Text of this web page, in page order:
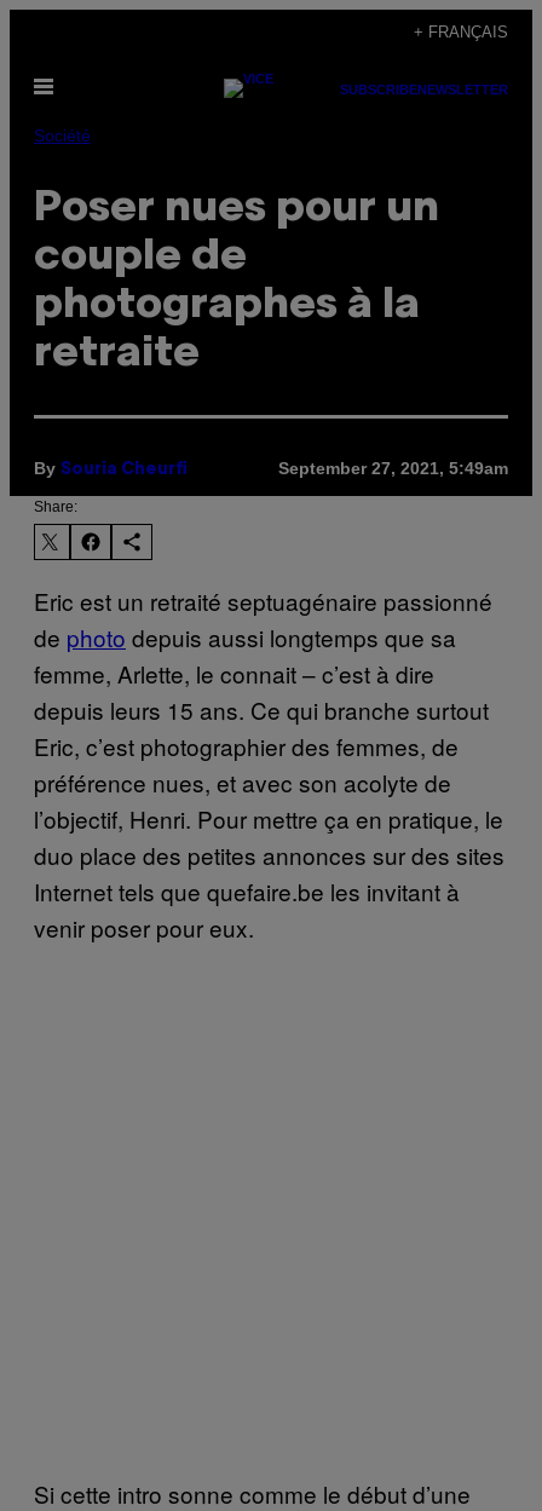
content
+ FRANÇAIS
Open
SUBSCRIBENEWSLETTER
Société
Poser nues pour un
couple de
photographes à la
retraite
By Souria Cheurfi September 27, 2021, 5:49am
Share:
Eric est un retraité septuagénaire passionné
de photo depuis aussi longtemps que sa
femme, Arlette, le connait – c’est à dire
depuis leurs 15 ans. Ce qui branche surtout
Eric, c’est photographier des femmes, de
préférence nues, et avec son acolyte de
l’objectif, Henri. Pour mettre ça en pratique, le
duo place des petites annonces sur des sites
Internet tels que quefaire.be les invitant à
venir poser pour eux.
Si cette intro sonne comme le début d’une